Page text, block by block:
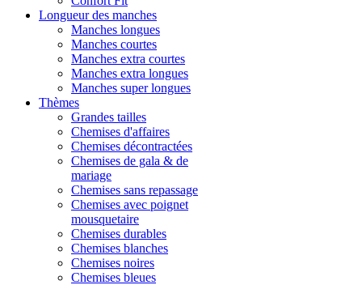
Longueur des manches
Manches longues
Manches courtes
Manches extra courtes
Manches extra longues
Manches super longues
Thèmes
Grandes tailles
Chemises d'affaires
Chemises décontractées
Chemises de gala & de
mariage
Chemises sans repassage
Chemises avec poignet
mousquetaire
Chemises durables
Chemises blanches
Chemises noires
Chemises bleues